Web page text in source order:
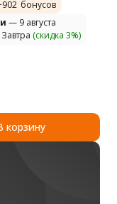
902 бонусов
— 9 августа
(скидка 3%)
корзину